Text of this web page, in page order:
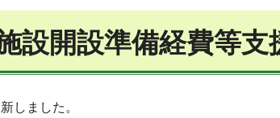
設開設準備経費等支
しました。